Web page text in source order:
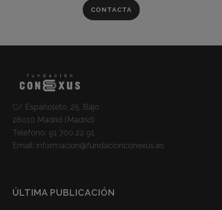
CONTACTA
C/ Españoleto, 25, Bajo
28010 Madrid (Madrid)
Teléfono: 91 700 22 91
Email: informacion@fundacionconexus.es
ÚLTIMA PUBLICACIÓN